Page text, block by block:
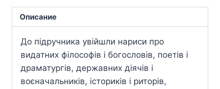
Описание
До підручника увійшли нариси про
видатних філософів і богословів, поетів і
драматургів, державних діячів і
воєначальників, істориків і риторів,